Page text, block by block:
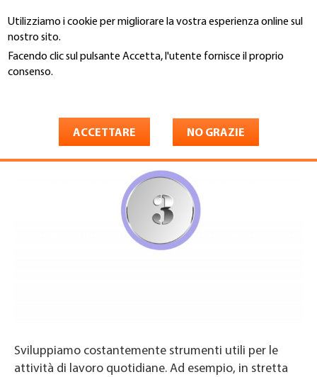
Utilizziamo i cookie per migliorare la vostra esperienza online sul
nostro sito.
Facendo clic sul pulsante Accetta, l'utente fornisce il proprio
consenso.
ACCETTARE NO GRAZIE
al
contenuto
principale
You
Economia aziendale
Sviluppiamo costantemente strumenti utili per le
attività di lavoro quotidiane. Ad esempio, in stretta